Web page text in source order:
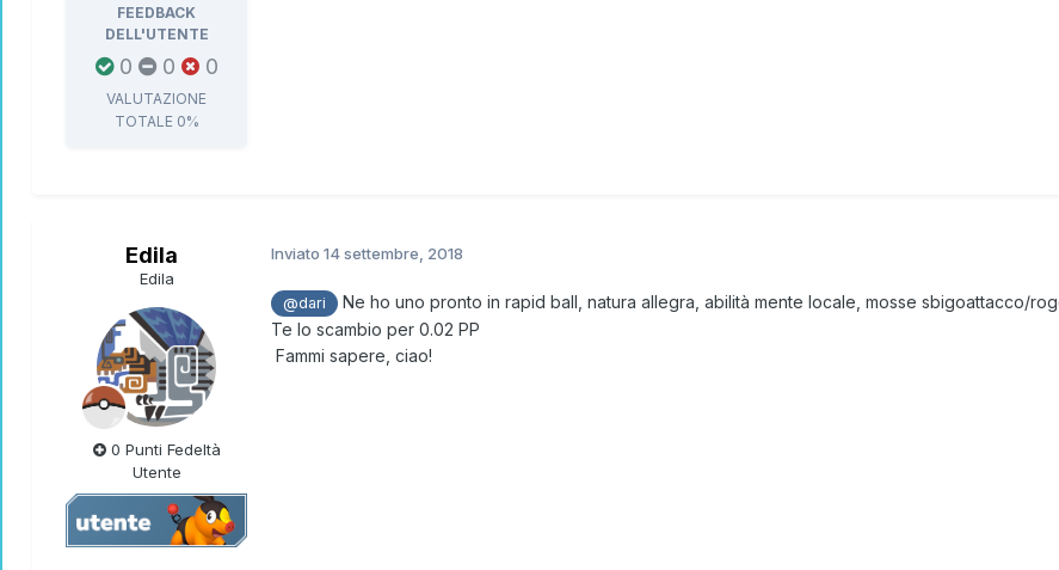
FEEDBACK
DELL'UTENTE
0 0 0
VALUTAZIONE
TOTALE 0%
Edila
Edila
0 Punti Fedeltà
Utente
Inviato 14 settembre, 2018
@dari
Ne ho uno pronto in rapid ball, natura allegra, abilità mente locale, mosse sbigoattacco/
Te lo scambio per 0.02 PP
Fammi sapere, ciao!